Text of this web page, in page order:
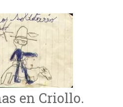
en Criollo.